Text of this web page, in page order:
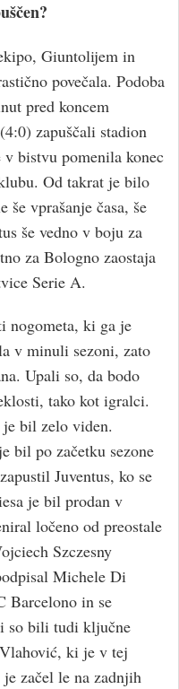
Giuntolijem in
povečala. Podoba
pred koncem
zapuščali stadion
bistvu pomenila konec
Od takrat je bilo
še vprašanje časa, še
še vedno v boju za
za Bologno zaostaja
Serie A.
nogometa, ki ga je
v minuli sezoni, zato
Upali so, da bodo
tako kot igralci.
bil zelo viden.
bil po začetku sezone
Juventus, ko se
je bil prodan v
ločeno od preostale
Szczesny
Michele Di
Barcelono in se
so bili tudi ključne
ki je v tej
začel le na zadnjih